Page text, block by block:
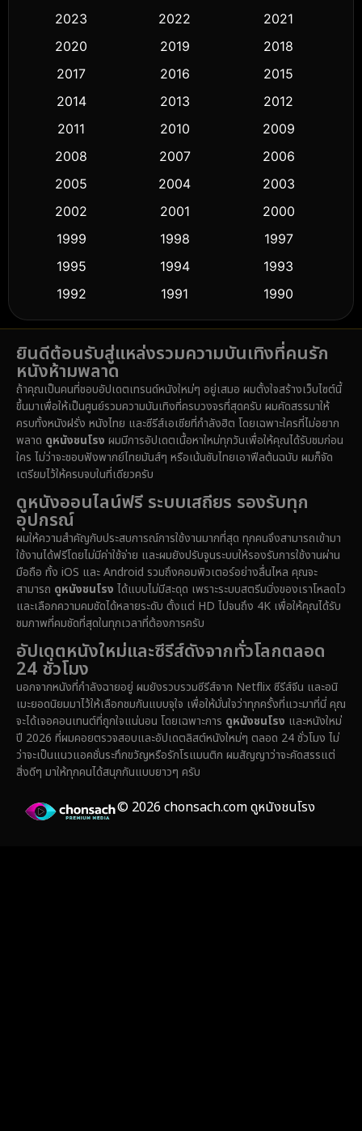
Classic หนังคลาสสิก (50)
Comedy ตลก (443)
Crime อาชญากรรม (518)
Cult Film
Dance เต้น (10)
Detective สืบสวน (59)
Disaster
Disney+ (5)
Documentary สารคดี (91)
Dystopian
Emotional (61)
Epic มหากาพย์ (222)
Family ครอบครัว
Fantasy จินตนาการ (329)
Fiction (14)
Gothic
2023
2022
2021
2020
2019
2018
2017
2016
2015
2014
2013
2012
2011
2010
2009
2008
2007
2006
2005
2004
2003
2002
2001
2000
1999
1998
1997
1995
1994
1993
1992
1991
1990
1989
1988
1986
1985
1983
1982
1981
1971
1962 1953
ยินดีต้อนรับสู่แหล่งรวมความบันเทิงที่คนรัก
หนังห้ามพลาด
ถ้าคุณเป็นคนที่ชอบอัปเดตเทรนด์หนังใหม่ๆ อยู่เสมอ ผมตั้งใจสร้างเว็บไซต์นี้
ขึ้นมาเพื่อให้เป็นศูนย์รวมความบันเทิงที่ครบวงจรที่สุดครับ ผมคัดสรรมาให้
ครบทั้งหนังฝรั่ง หนังไทย และซีรีส์เอเชียที่กำลังฮิต โดยเฉพาะใครที่ไม่อยาก
พลาด ดูหนังชนโรง ผมมีการอัปเดตเนื้อหาใหม่ทุกวันเพื่อให้คุณได้รับชมก่อน
ใคร ไม่ว่าจะชอบฟังพากย์ไทยมันส์ๆ หรือเน้นซับไทยเอาฟีลต้นฉบับ ผมก็จัด
เตรียมไว้ให้ครบจบในที่เดียวครับ
ดูหนังออนไลน์ฟรี ระบบเสถียร รองรับทุก
อุปกรณ์
ผมให้ความสำคัญกับประสบการณ์การใช้งานมากที่สุด ทุกคนจึงสามารถเข้ามา
ใช้งานได้ฟรีโดยไม่มีค่าใช้จ่าย และผมยังปรับจูนระบบให้รองรับการใช้งานผ่าน
มือถือ ทั้ง iOS และ Android รวมถึงคอมพิวเตอร์อย่างลื่นไหล คุณจะ
สามารถ ดูหนังชนโรง ได้แบบไม่มีสะดุด เพราะระบบสตรีมมิ่งของเราโหลดไว
และเลือกความคมชัดได้หลายระดับ ตั้งแต่ HD ไปจนถึง 4K เพื่อให้คุณได้รับ
ชมภาพที่คมชัดที่สุดในทุกเวลาที่ต้องการครับ
อัปเดตหนังใหม่และซีรีส์ดังจากทั่วโลกตลอด
24 ชั่วโมง
นอกจากหนังที่กำลังฉายอยู่ ผมยังรวบรวมซีรีส์จาก Netflix ซีรีส์จีน และอนิ
เมะยอดนิยมมาไว้ให้เลือกชมกันแบบจุใจ เพื่อให้มั่นใจว่าทุกครั้งที่แวะมาที่นี่ คุณ
จะได้เจอคอนเทนต์ที่ถูกใจแน่นอน โดยเฉพาะการ ดูหนังชนโรง และหนังใหม่
ปี 2026 ที่ผมคอยตรวจสอบและอัปเดตลิสต์หนังใหม่ๆ ตลอด 24 ชั่วโมง ไม่
ว่าจะเป็นแนวแอคชั่นระทึกขวัญหรือรักโรแมนติก ผมสัญญาว่าจะคัดสรรแต่
สิ่งดีๆ มาให้ทุกคนได้สนุกกันแบบยาวๆ ครับ
© 2026 chonsach.com ดูหนังชนโรง